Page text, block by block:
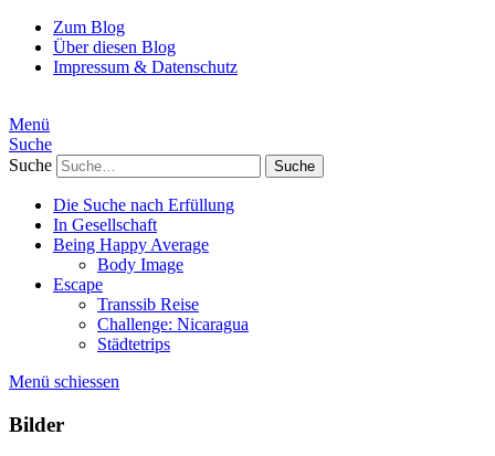
Zum Blog
Über diesen Blog
Impressum & Datenschutz
Menü
Suche
Suche
Die Suche nach Erfüllung
In Gesellschaft
Being Happy Average
Body Image
Escape
Transsib Reise
Challenge: Nicaragua
Städtetrips
Menü schiessen
Bilder